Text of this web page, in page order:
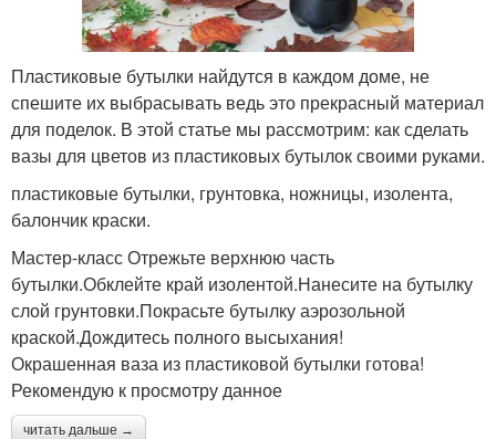
Пластиковые бутылки найдутся в каждом доме, не
спешите их выбрасывать ведь это прекрасный материал
для поделок. В этой статье мы рассмотрим: как сделать
вазы для цветов из пластиковых бутылок своими руками.
пластиковые бутылки, грунтовка, ножницы, изолента,
балончик краски.
Мастер-класс Отрежьте верхнюю часть
бутылки.Обклейте край изолентой.Нанесите на бутылку
слой грунтовки.Покрасьте бутылку аэрозольной
краской.Дождитесь полного высыхания!
Окрашенная ваза из пластиковой бутылки готова!
Рекомендую к просмотру данное
читать дальше →